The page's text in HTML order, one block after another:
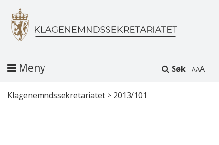
Søk A
Meny
Klagenemndssekretariatet > 2013/101